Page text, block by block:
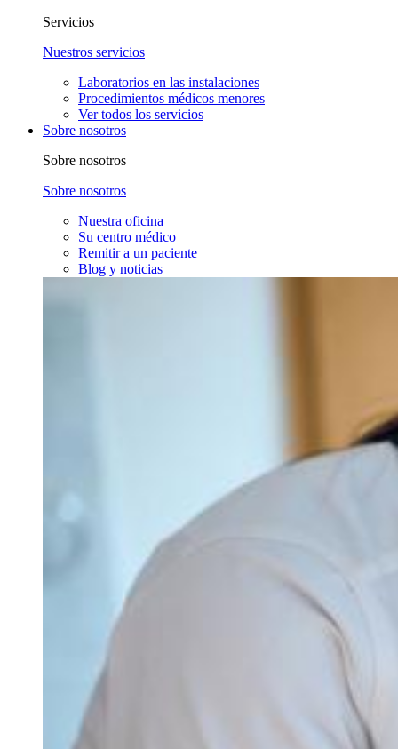
Servicios
Nuestros servicios
Laboratorios en las instalaciones
Procedimientos médicos menores
Ver todos los servicios
Sobre nosotros
Sobre nosotros
Sobre nosotros
Nuestra oficina
Su centro médico
Remitir a un paciente
Blog y noticias